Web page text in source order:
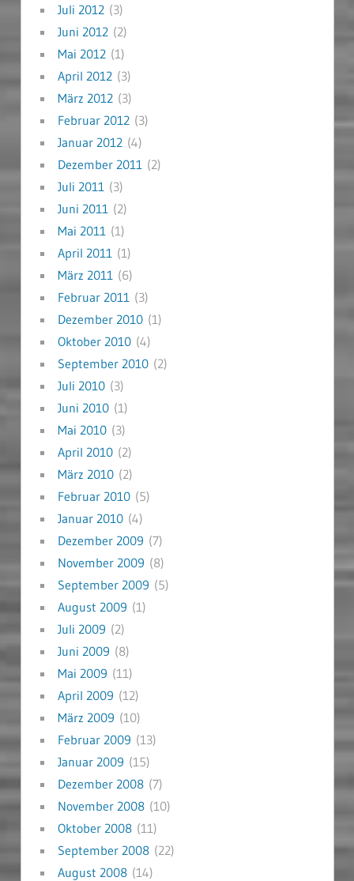
Juli 2012(3)
Juni 2012(2)
Mai 2012(1)
April 2012(3)
März 2012(3)
Februar 2012(3)
Januar 2012(4)
Dezember 2011 (2)
Juli 2011 (3)
Juni 2011 (2)
Mai 2011 (1)
April 2011 (1)
März 2011 (6)
Februar 2011 (3)
Dezember 2010(1)
Oktober 2010(4)
September 2010(2)
Juli 2010(3)
Juni 2010(1)
Mai 2010(3)
April 2010(2)
März 2010(2)
Februar 2010(5)
Januar 2010(4)
Dezember 2009 (7)
November 2009 (8)
September 2009 (5)
August 2009 (1)
Juli 2009 (2)
Juni 2009 (8)
Mai 2009 (11)
April 2009 (12)
März 2009 (10)
Februar 2009 (13)
Januar 2009 (15)
Dezember 2008(7)
November 2008(10)
Oktober 2008(11)
September 2008(22)
August 2008(14)